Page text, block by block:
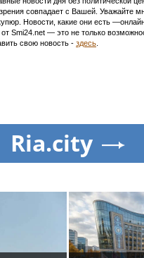
совпадает с Вашей. Уважайте
Новости, какие они есть
Smi24.net — это не только
свою новость - здесь.
Ria.city